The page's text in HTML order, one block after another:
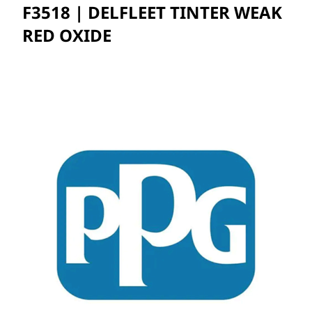
F3518 | DELFLEET TINTER WEAK
RED OXIDE